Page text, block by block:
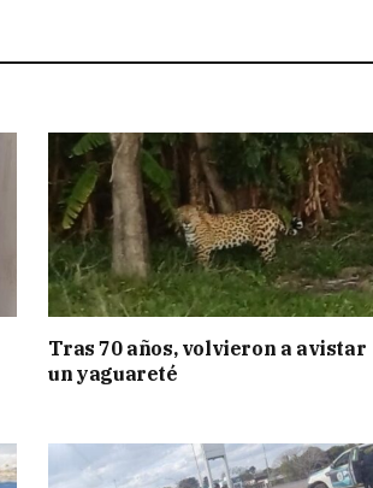
Tras 70 años, volvieron a avistar
un yaguareté